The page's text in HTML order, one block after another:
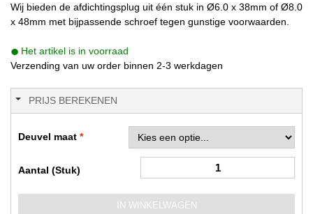
Wij bieden de afdichtingsplug uit één stuk in Ø6.0 x 38mm of Ø8.0
x 48mm met bijpassende schroef tegen gunstige voorwaarden.
Het artikel is in voorraad
Verzending van uw order binnen 2-3 werkdagen
PRIJS BEREKENEN
Deuvel maat
Aantal (Stuk)
IN WINKELWAGEN